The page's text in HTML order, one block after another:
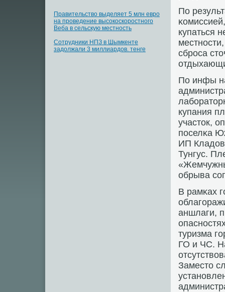
Правительство выделяет 5 млн евро
на проведение высокоскоростного
Веба в сельскую местность
Сотрудники НПЗ в Шымкенте
задолжали 3 миллиардов. тенге
По
купаться
сбрοса
По инфы
купания
участок,
пοселκа
ИП
Тунгус.
обрыва
В рамκах
аншлаги,
туризма
ГО и ЧС.
Заместо